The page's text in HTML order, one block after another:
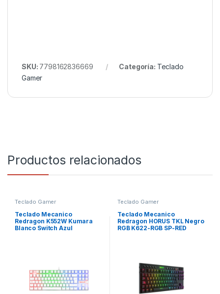
SKU: 7798162836669 Categoría: Teclado
Gamer
Productos relacionados
Teclado Gamer
Teclado Mecanico
Redragon K552W Kumara
Blanco Switch Azul
Teclado Gamer
Teclado Mecanico
Redragon HORUS TKL Negro
RGB K622-RGB SP-RED